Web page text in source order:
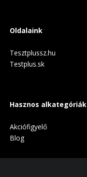
Oldalaink
Tesztplussz.hu
Testplus.sk
Hasznos alkategóriák
Akciófigyelő
Blog